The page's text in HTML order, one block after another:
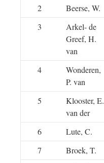
2 Beerse, W.
3
Arkel- de
Greef, H.
van
4
Wonderen,
P. van
5
Klooster, E.
van der
6 Lute, C.
7
Broek, T.